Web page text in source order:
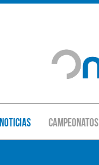
Noticias Campeonatos